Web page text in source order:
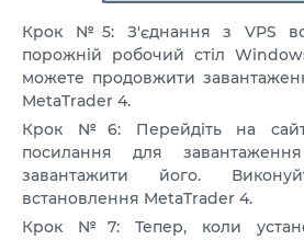
Крок №5: З'єднання з VPS
порожній робочий стіл
можете продовжити
MetaTrader 4.
Крок №6: Перейдіть на
посилання для
завантажити його.
встановлення MetaTrader 4.
Крок №7: Тепер, коли